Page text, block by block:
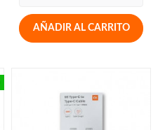
AÑADIR AL CARRITO